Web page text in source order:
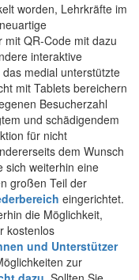
worden, Lehrkräfte im
mit QR-Code mit dazu
interaktive
medial unterstützte
mit Tablets bereichern
Besucherzahl
und schädigendem
für nicht
dem Wunsch
sich weiterhin eine
großen Teil der
eingerichtet.
die Möglichkeit,
kostenlos
und Unterstützer
zur